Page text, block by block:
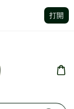
打開